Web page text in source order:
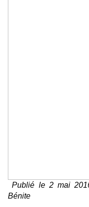
Publié le 2 mai
Bénite